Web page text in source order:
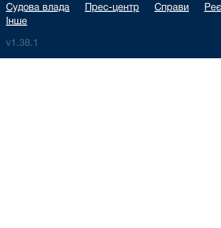
Судова влада Прес-центр Справи
Інше
v1.38.1